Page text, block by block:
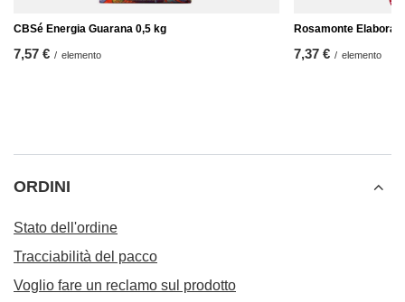
CBSé Energia Guarana 0,5 kg
7,57 € / elemento
Rosamonte
7,37 € / elemento
ORDINI
Stato dell'ordine
Tracciabilità del pacco
Voglio fare un reclamo sul prodotto